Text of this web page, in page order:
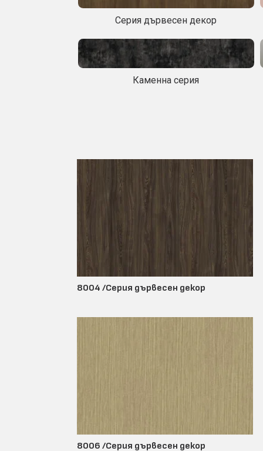
Серия дървесен декор
Каменна серия
8004 /Серия дървесен декор
8006 /Серия дървесен декор